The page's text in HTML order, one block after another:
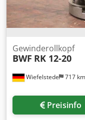
Wiefelstede 717 km
Gewinderollkopf
BWF RK 12-20
Preisinfo